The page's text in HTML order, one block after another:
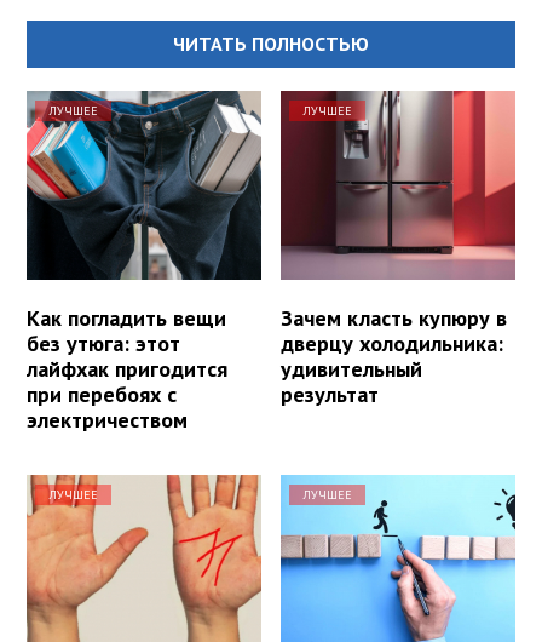
ЧИТАТЬ ПОЛНОСТЬЮ
ЛУЧШЕЕ
Как погладить вещи
без утюга: этот
лайфхак пригодится
при перебоях с
электричеством
ЛУЧШЕЕ
Зачем класть купюру в
дверцу холодильника:
удивительный
результат
ЛУЧШЕЕ ЛУЧШЕЕ